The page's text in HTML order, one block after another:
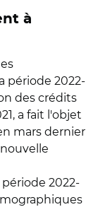
à
période 2022-
des crédits
a fait l'objet
mars dernier
nouvelle
2022-